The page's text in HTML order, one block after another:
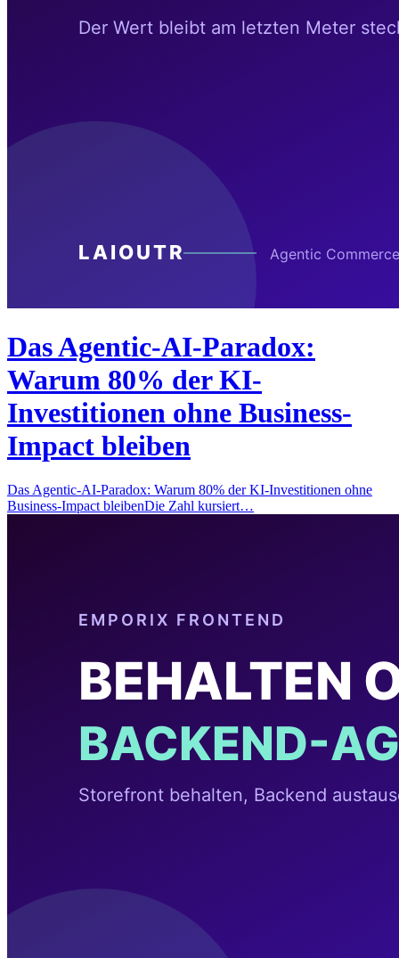
Das Agentic-AI-Paradox:
Warum 80% der KI-
Investitionen ohne Business-
Impact bleiben
Das Agentic-AI-Paradox: Warum 80% der KI-Investitionen ohne
Business-Impact bleibenDie Zahl kursiert…